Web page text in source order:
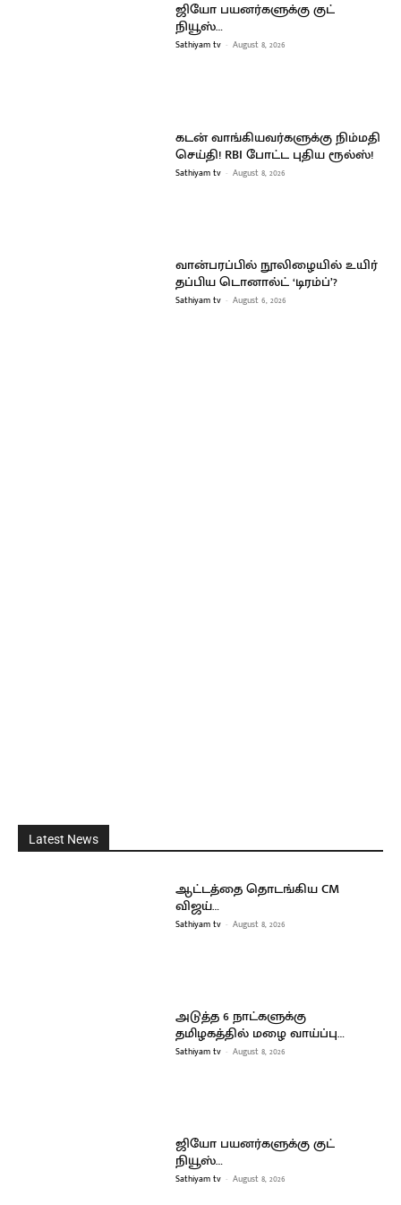
ஜியோ பயனர்களுக்கு குட்
நியூஸ்…
Sathiyam tv - August 8, 2026
கடன் வாங்கியவர்களுக்கு நிம்மதி
செய்தி! RBI போட்ட புதிய ரூல்ஸ்!
Sathiyam tv - August 8, 2026
வான்பரப்பில் நூலிழையில் உயிர்
தப்பிய டொனால்ட் ‘டிரம்ப்’?
Sathiyam tv - August 6, 2026
Latest News
ஆட்டத்தை தொடங்கிய CM
விஜய்…
Sathiyam tv - August 8, 2026
அடுத்த 6 நாட்களுக்கு
தமிழகத்தில் மழை வாய்ப்பு…
Sathiyam tv - August 8, 2026
ஜியோ பயனர்களுக்கு குட்
நியூஸ்…
Sathiyam tv - August 8, 2026